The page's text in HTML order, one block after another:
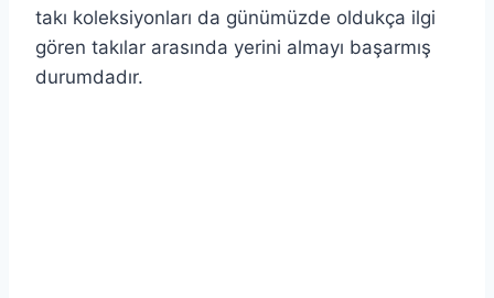
takı koleksiyonları da günümüzde oldukça ilgi
gören takılar arasında yerini almayı başarmış
durumdadır.